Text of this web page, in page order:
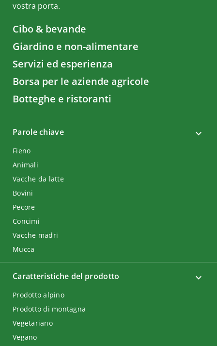
vostra porta.
Cibo & bevande
Giardino e non-alimentare
Servizi ed esperienza
Borsa per le aziende agricole
Botteghe e ristoranti
Parole chiave
Fieno
Animali
Vacche da latte
Bovini
Pecore
Concimi
Vacche madri
Mucca
Caratteristiche del prodotto
Prodotto alpino
Prodotto di montagna
Vegetariano
Vegano